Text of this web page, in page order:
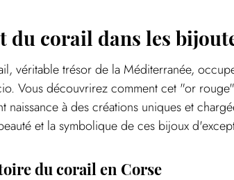
du corail dans les
véritable trésor de la Méditerranée,
Vous découvrirez comment cet "or
naissance à des créations uniques et
et la symbolique de ces bijoux
du corail en Corse